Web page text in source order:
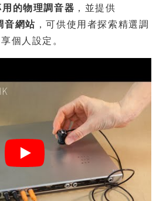
用的物理調音器 ，並提供
網站 ，可供使用者探索精選調
個人設定。